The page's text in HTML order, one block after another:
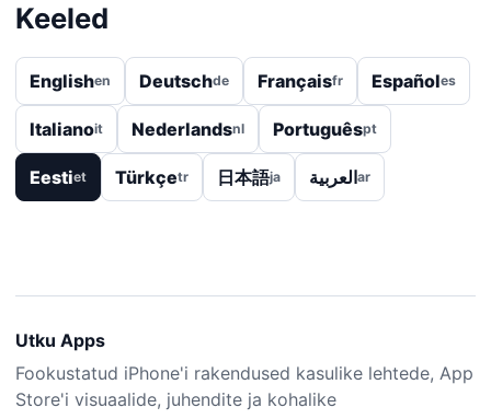
Keeled
Englishen Deutschde Françaisfr Españoles
Italianoit Nederlandsnl Portuguêspt
Eestiet Türkçetr 日本語ja العربيةar
Utku Apps
Fookustatud iPhone'i rakendused kasulike lehtede, App
Store'i visuaalide, juhendite ja kohalike